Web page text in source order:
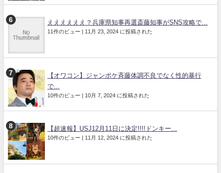
ええええええ？兵庫県知事再選斎藤知事がSNS攻略で...
11件のビュー | 11月 23, 2024 に投稿された
【オワコン】ジャンポケ斉藤体調不良でなく性的暴行
で...
10件のビュー | 10月 7, 2024 に投稿された
【超速報】USJ12月11日に決定!!!!ドンキー...
10件のビュー | 11月 12, 2024 に投稿された